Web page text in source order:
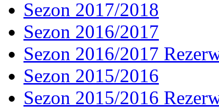
Sezon 2017/2018
Sezon 2016/2017
Sezon 2016/2017
Sezon 2015/2016
Sezon 2015/2016